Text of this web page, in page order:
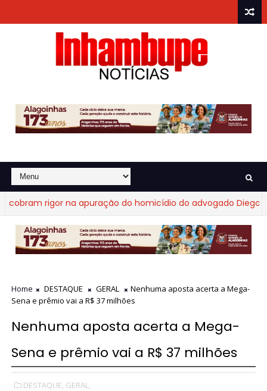
rigor na apuração do homicídio do advogado Diego
Home DESTAQUE GERAL
Nenhuma aposta acerta a Mega-
Sena e prêmio vai a R$ 37 milhões
Nenhuma aposta acerta a Mega-
Sena e prêmio vai a R$ 37 milhões
DESTAQUE, GERAL,